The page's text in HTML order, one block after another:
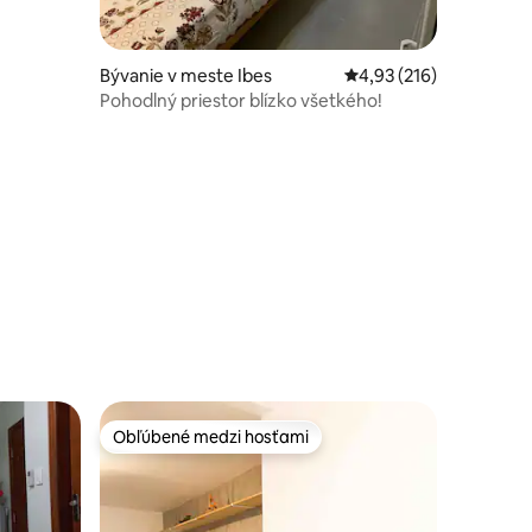
237
Bývanie v meste Ibes Priemerné
4,93 (216)
Pohodlný priestor blízko všetkého!
Obľúbené medzi hosťami
Obľúbené medzi hosťami